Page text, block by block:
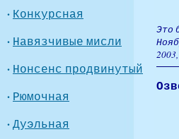
· Конкурсная
· Навязчивые мисли
· Нонсенс продвинутый
· Рюмочная
·Дуэльная
Это